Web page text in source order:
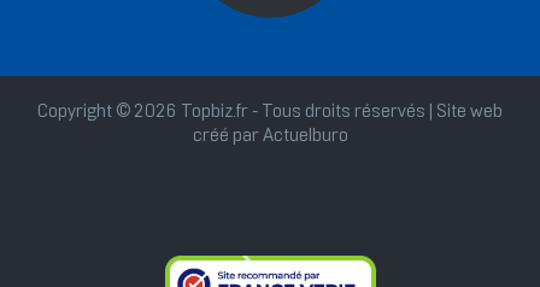
Copyright © 2026 Topbiz.fr - Tous droits réservés | Site web
créé par Actuelburo